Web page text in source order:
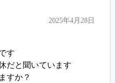
2025年4月28日
す
だと聞いています
すか？